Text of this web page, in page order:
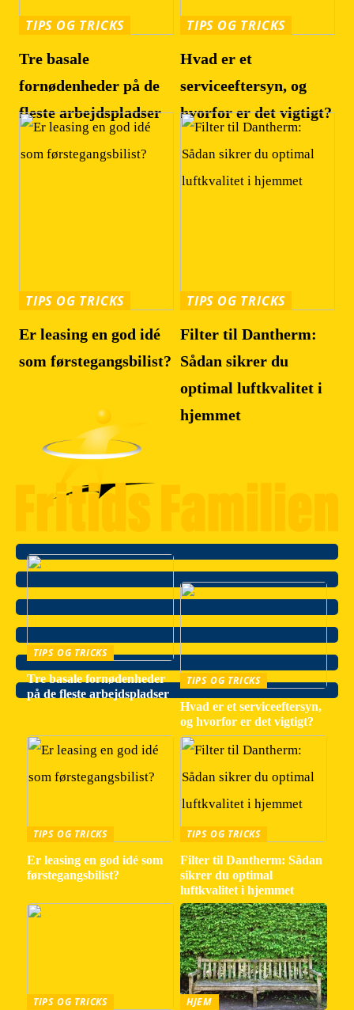
TIPS OG TRICKS
Tre basale
fornødenheder på de
fleste arbejdspladser
TIPS OG TRICKS
Hvad er et
serviceeftersyn, og
hvorfor er det vigtigt?
TIPS OG TRICKS
Er leasing en god idé
som førstegangsbilist?
TIPS OG TRICKS
Filter til Dantherm:
Sådan sikrer du
optimal luftkvalitet i
hjemmet
TIPS OG TRICKS
Tre basale fornødenheder
på de fleste arbejdspladser
TIPS OG TRICKS
Hvad er et serviceeftersyn,
og hvorfor er det vigtigt?
TIPS OG TRICKS
Er leasing en god idé som
førstegangsbilist?
TIPS OG TRICKS
Filter til Dantherm: Sådan
sikrer du optimal
luftkvalitet i hjemmet
TIPS OG TRICKS
HJEM